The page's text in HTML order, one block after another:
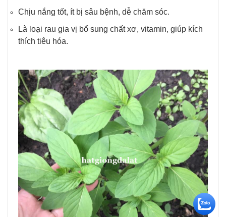
Chịu nắng tốt, ít bị sâu bệnh, dễ chăm sóc.
Là loại rau gia vị bổ sung chất xơ, vitamin, giúp kích
thích tiêu hóa.